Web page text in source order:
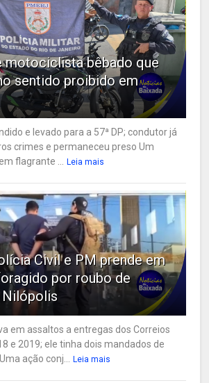
motociclista bêbado que
sentido proibido em
e levado para a 57ª DP; condutor já
crimes e permaneceu preso Um
flagrante ... Leia mais
Civil e PM prende em
por roubo de
Nilópolis
em assaltos a entregas dos Correios
e 2019; ele tinha dois mandados de
ação conj... Leia mais